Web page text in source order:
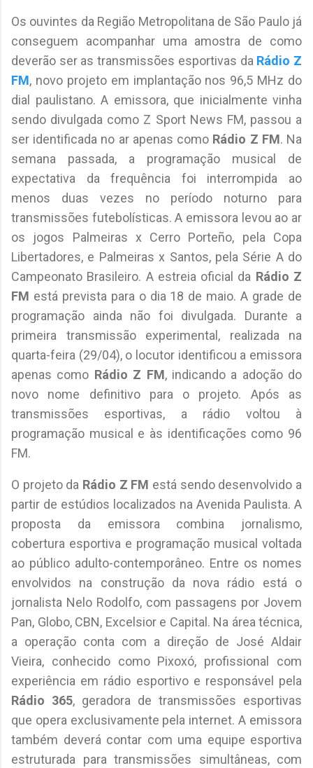
Os ouvintes da Região Metropolitana de São Paulo já
conseguem acompanhar uma amostra de como
deverão ser as transmissões esportivas da Rádio Z
FM, novo projeto em implantação nos 96,5 MHz do
dial paulistano. A emissora, que inicialmente vinha
sendo divulgada como Z Sport News FM, passou a
ser identificada no ar apenas como Rádio Z FM. Na
semana passada, a programação musical de
expectativa da frequência foi interrompida ao
menos duas vezes no período noturno para
transmissões futebolísticas. A emissora levou ao ar
os jogos Palmeiras x Cerro Porteño, pela Copa
Libertadores, e Palmeiras x Santos, pela Série A do
Campeonato Brasileiro. A estreia oficial da Rádio Z
FM está prevista para o dia 18 de maio. A grade de
programação ainda não foi divulgada. Durante a
primeira transmissão experimental, realizada na
quarta-feira (29/04), o locutor identificou a emissora
apenas como Rádio Z FM, indicando a adoção do
novo nome definitivo para o projeto. Após as
transmissões esportivas, a rádio voltou à
programação musical e às identificações como 96
FM.
O projeto da Rádio Z FM está sendo desenvolvido a
partir de estúdios localizados na Avenida Paulista. A
proposta da emissora combina jornalismo,
cobertura esportiva e programação musical voltada
ao público adulto-contemporâneo. Entre os nomes
envolvidos na construção da nova rádio está o
jornalista Nelo Rodolfo, com passagens por Jovem
Pan, Globo, CBN, Excelsior e Capital. Na área técnica,
a operação conta com a direção de José Aldair
Vieira, conhecido como Pixoxó, profissional com
experiência em rádio esportivo e responsável pela
Rádio 365, geradora de transmissões esportivas
que opera exclusivamente pela internet. A emissora
também deverá contar com uma equipe esportiva
estruturada para transmissões simultâneas, com